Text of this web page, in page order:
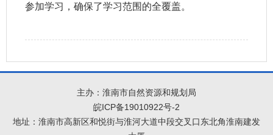
参加学习，确保了学习范围的全覆盖。
主办：淮南市自然资源和规划局
皖ICP备19010922号-2
地址：淮南市高新区和悦街与淮河大道中段交叉口东北角淮南建发